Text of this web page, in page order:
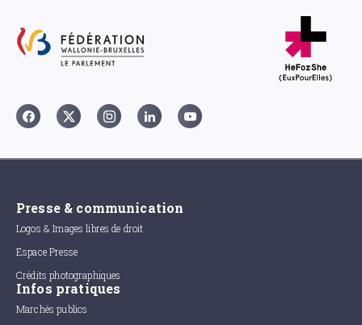
Presse & communication
Logos & Images libres de droit
Espace Presse
Crédits photographiques
Infos pratiques
Marchés publics